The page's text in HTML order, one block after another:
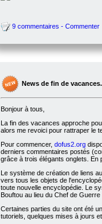
9 commentaires - Commenter
News de fin de
Bonjour à tous,
La fin des vacances approche
alors me revoici pour rattraper le
Pour commencer, dofus2.org
derniers commentaires postés
grâce à trois élégants onglets. En
Le système de création de liens
vers tous les objets de
toute nouvelle encyclopédie. Le
Bouftou au lieu du Chef de
Certaines parties du site ont été
tutoriels, quelques mises à jours